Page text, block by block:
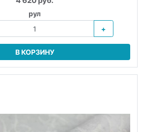
рул
+
В КОРЗИНУ